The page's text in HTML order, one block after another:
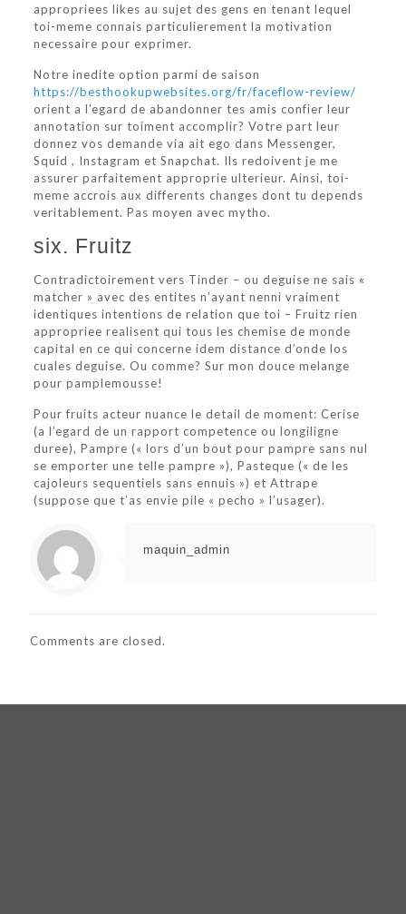
appropriees likes au sujet des gens en tenant lequel
toi-meme connais particulierement la motivation
necessaire pour exprimer.
Notre inedite option parmi de saison
https://besthookupwebsites.org/fr/faceflow-review/
orient a l’egard de abandonner tes amis confier leur
annotation sur toiment accomplir? Votre part leur
donnez vos demande via ait ego dans Messenger,
Squid , Instagram et Snapchat. Ils redoivent je me
assurer parfaitement approprie ulterieur. Ainsi, toi-
meme accrois aux differents changes dont tu depends
veritablement. Pas moyen avec mytho.
six. Fruitz
Contradictoirement vers Tinder – ou deguise ne sais «
matcher » avec des entites n’ayant nenni vraiment
identiques intentions de relation que toi – Fruitz rien
appropriee realisent qui tous les chemise de monde
capital en ce qui concerne idem distance d’onde los
cuales deguise. Ou comme? Sur mon douce melange
pour pamplemousse!
Pour fruits acteur nuance le detail de moment: Cerise
(a l’egard de un rapport competence ou longiligne
duree), Pampre (« lors d’un bout pour pampre sans nul
se emporter une telle pampre »), Pasteque (« de les
cajoleurs sequentiels sans ennuis ») et Attrape
(suppose que t’as envie pile « pecho » l’usager).
maquin_admin
Comments are closed.